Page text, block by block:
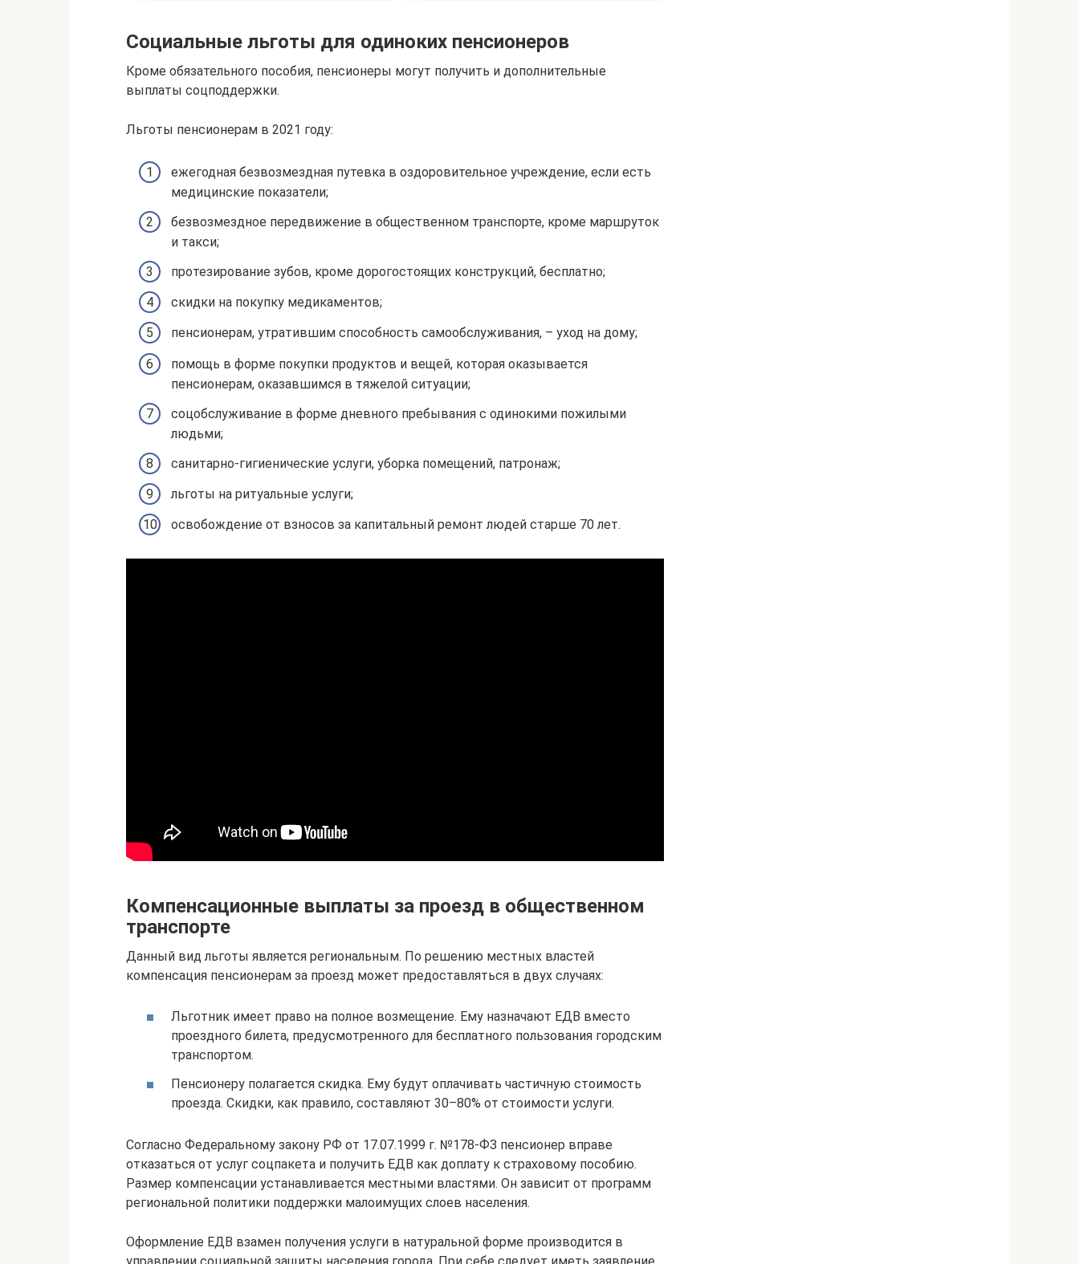
Социальные льготы для одиноких пенсионеров
Кроме обязательного пособия, пенсионеры могут получить и дополнительные
выплаты соцподдержки.
Льготы пенсионерам в 2021 году:
ежегодная безвозмездная путевка в оздоровительное учреждение, если есть
медицинские показатели;
безвозмездное передвижение в общественном транспорте, кроме маршруток
и такси;
протезирование зубов, кроме дорогостоящих конструкций, бесплатно;
скидки на покупку медикаментов;
пенсионерам, утратившим способность самообслуживания, – уход на дому;
помощь в форме покупки продуктов и вещей, которая оказывается
пенсионерам, оказавшимся в тяжелой ситуации;
соцобслуживание в форме дневного пребывания с одинокими пожилыми
людьми;
санитарно-гигиенические услуги, уборка помещений, патронаж;
льготы на ритуальные услуги;
освобождение от взносов за капитальный ремонт людей старше 70 лет.
Компенсационные выплаты за проезд в общественном
транспорте
Данный вид льготы является региональным. По решению местных властей
компенсация пенсионерам за проезд может предоставляться в двух случаях:
Льготник имеет право на полное возмещение. Ему назначают ЕДВ вместо
проездного билета, предусмотренного для бесплатного пользования городским
транспортом.
Пенсионеру полагается скидка. Ему будут оплачивать частичную стоимость
проезда. Скидки, как правило, составляют 30–80% от стоимости услуги.
Согласно Федеральному закону РФ от 17.07.1999 г. №178-ФЗ пенсионер вправе
отказаться от услуг соцпакета и получить ЕДВ как доплату к страховому пособию.
Размер компенсации устанавливается местными властями. Он зависит от программ
региональной политики поддержки малоимущих слоев населения.
Оформление ЕДВ взамен получения услуги в натуральной форме производится в